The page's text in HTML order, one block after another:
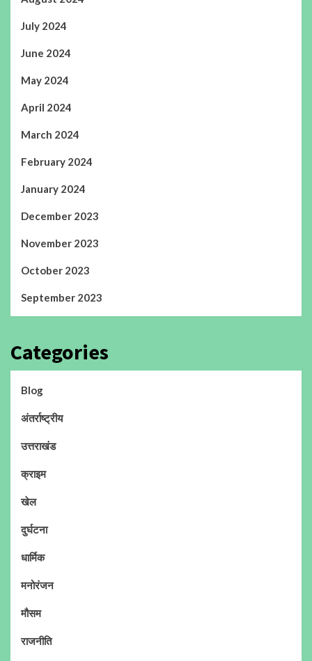
July 2024
June 2024
May 2024
April 2024
March 2024
February 2024
January 2024
December 2023
November 2023
October 2023
September 2023
Categories
Blog
अंतर्राष्ट्रीय
उत्तराखंड
क्राइम
खेल
दुर्घटना
धार्मिक
मनोरंजन
मौसम
राजनीति